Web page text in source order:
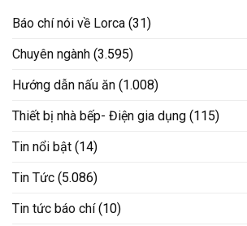
Báo chí nói về Lorca (31)
Chuyên ngành (3.595)
Hướng dẫn nấu ăn (1.008)
Thiết bị nhà bếp- Điện gia dụng (115)
Tin nổi bật (14)
Tin Tức (5.086)
Tin tức báo chí(10)